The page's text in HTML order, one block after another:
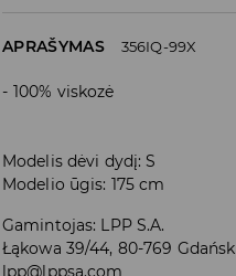
APRAŠYMAS 356IQ-99X
100% viskozė
Modelis dėvi dydį: S
Modelio ūgis: 175 cm
Gamintojas: LPP S.A.
Łąkowa 39/44, 80-769 Gdańsk
lpp@lppsa.com